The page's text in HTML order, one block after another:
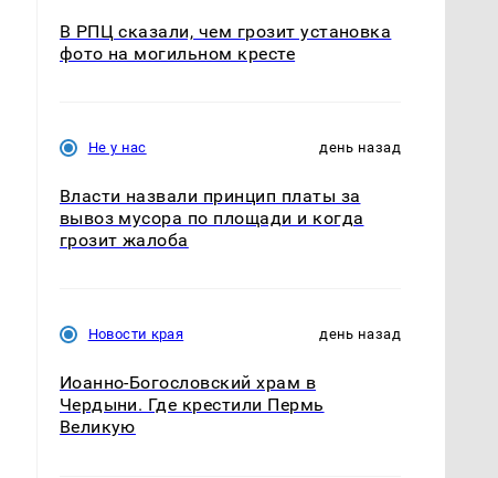
В РПЦ сказали, чем грозит установка
фото на могильном кресте
Не у нас день назад
Власти назвали принцип платы за
вывоз мусора по площади и когда
грозит жалоба
Новости края день назад
Иоанно-Богословский храм в
Чердыни. Где крестили Пермь
Великую